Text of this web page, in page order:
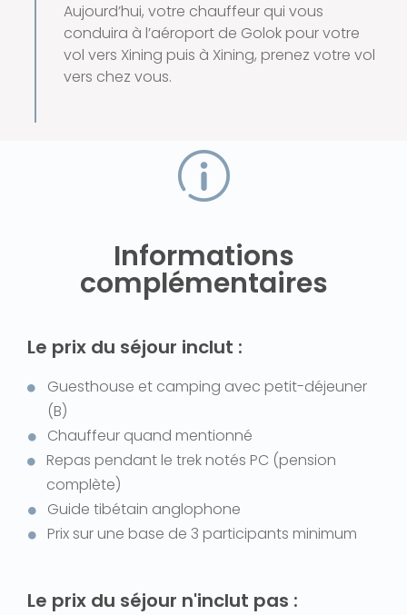
Aujourd’hui, votre chauffeur qui vous
conduira à l’aéroport de Golok pour votre
vol vers Xining puis à Xining, prenez votre vol
vers chez vous.
Informations
complémentaires
Le prix du séjour inclut :
Guesthouse et camping avec petit-déjeuner
(B)
Chauffeur quand mentionné
Repas pendant le trek notés PC (pension
complète)
Guide tibétain anglophone
Prix sur une base de 3 participants minimum
Le prix du séjour n'inclut pas :